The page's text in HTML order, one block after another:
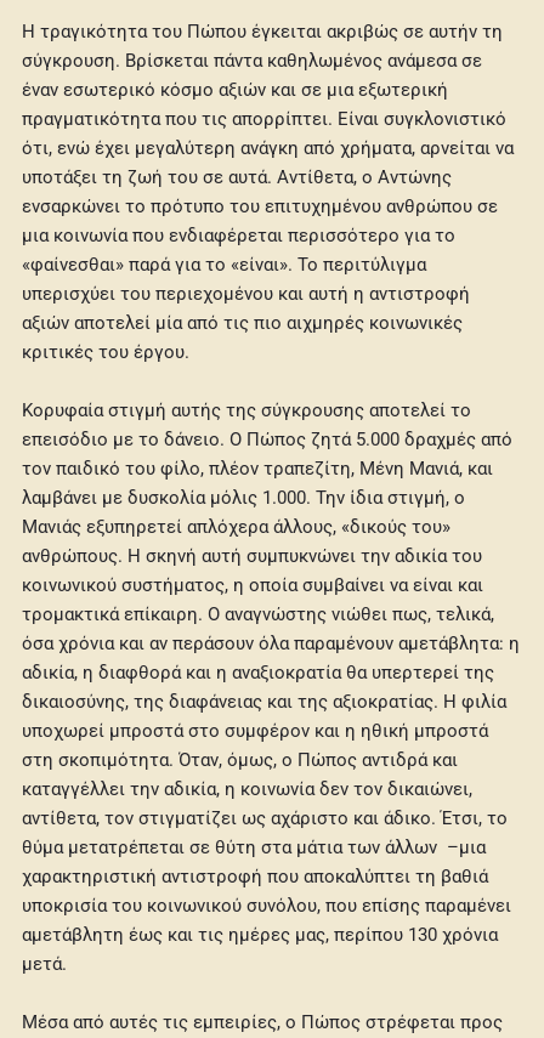
Η τραγικότητα του Πώπου έγκειται ακριβώς σε αυτήν τη
σύγκρουση. Βρίσκεται πάντα καθηλωμένος ανάμεσα σε
έναν εσωτερικό κόσμο αξιών και σε μια εξωτερική
πραγματικότητα που τις απορρίπτει. Είναι συγκλονιστικό
ότι, ενώ έχει μεγαλύτερη ανάγκη από χρήματα, αρνείται να
υποτάξει τη ζωή του σε αυτά. Αντίθετα, ο Αντώνης
ενσαρκώνει το πρότυπο του επιτυχημένου ανθρώπου σε
μια κοινωνία που ενδιαφέρεται περισσότερο για το
«φαίνεσθαι» παρά για το «είναι». Το περιτύλιγμα
υπερισχύει του περιεχομένου και αυτή η αντιστροφή
αξιών αποτελεί μία από τις πιο αιχμηρές κοινωνικές
κριτικές του έργου.
Κορυφαία στιγμή αυτής της σύγκρουσης αποτελεί το
επεισόδιο με το δάνειο. Ο Πώπος ζητά 5.000 δραχμές από
τον παιδικό του φίλο, πλέον τραπεζίτη, Μένη Μανιά, και
λαμβάνει με δυσκολία μόλις 1.000. Την ίδια στιγμή, ο
Μανιάς εξυπηρετεί απλόχερα άλλους, «δικούς του»
ανθρώπους. Η σκηνή αυτή συμπυκνώνει την αδικία του
κοινωνικού συστήματος, η οποία συμβαίνει να είναι και
τρομακτικά επίκαιρη. Ο αναγνώστης νιώθει πως, τελικά,
όσα χρόνια και αν περάσουν όλα παραμένουν αμετάβλητα: η
αδικία, η διαφθορά και η αναξιοκρατία θα υπερτερεί της
δικαιοσύνης, της διαφάνειας και της αξιοκρατίας. Η φιλία
υποχωρεί μπροστά στο συμφέρον και η ηθική μπροστά
στη σκοπιμότητα. Όταν, όμως, ο Πώπος αντιδρά και
καταγγέλλει την αδικία, η κοινωνία δεν τον δικαιώνει,
αντίθετα, τον στιγματίζει ως αχάριστο και άδικο. Έτσι, το
θύμα μετατρέπεται σε θύτη στα μάτια των άλλων –μια
χαρακτηριστική αντιστροφή που αποκαλύπτει τη βαθιά
υποκρισία του κοινωνικού συνόλου, που επίσης παραμένει
αμετάβλητη έως και τις ημέρες μας, περίπου 130 χρόνια
μετά.
Μέσα από αυτές τις εμπειρίες, ο Πώπος στρέφεται προς